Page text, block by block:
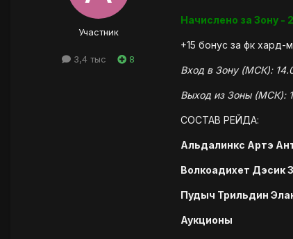
Участник
3,4 тыс 8
Начислено за Зону -
+15 бонус за фк хард-
Вход в Зону (МСК):
Выход из Зоны (МСК):
СОСТАВ РЕЙДА:
Альдалинкс Артэ
Волкоадихет Дэсик
Пудыч Трильдин
Аукционы